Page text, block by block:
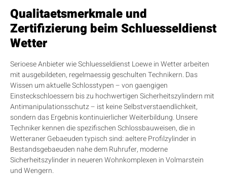
Qualitaetsmerkmale und
Zertifizierung beim Schluesseldienst
Wetter
Serioese Anbieter wie Schluesseldienst Loewe in Wetter arbeiten
mit ausgebildeten, regelmaessig geschulten Technikern. Das
Wissen um aktuelle Schlosstypen – von gaengigen
Einsteckschloessern bis zu hochwertigen Sicherheitszylindern mit
Antimanipulationsschutz – ist keine Selbstverstaendlichkeit,
sondern das Ergebnis kontinuierlicher Weiterbildung. Unsere
Techniker kennen die spezifischen Schlossbauweisen, die in
Wetteraner Gebaeuden typisch sind: aeltere Profilzylinder in
Bestandsgebaeuden nahe dem Ruhrufer, moderne
Sicherheitszylinder in neueren Wohnkomplexen in Volmarstein
und Wengern.